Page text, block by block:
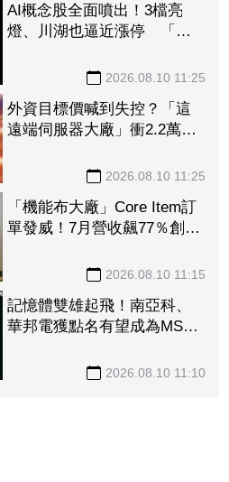
AI概念股全面噴出！3檔亮
燈、川湖也逼近漲停 「這
2026.08.10 11:25
外資目標價喊到失控？「這
遠端伺服器大廠」衝2.2萬、
2026.08.10 11:25
「機能布大廠」Core Item訂
單發威！7月營收飆77％創同
2026.08.10 11:15
記憶體雙雄起飛！南亞科、
華邦電獲點名有望成為MSCI
2026.08.10 11:10